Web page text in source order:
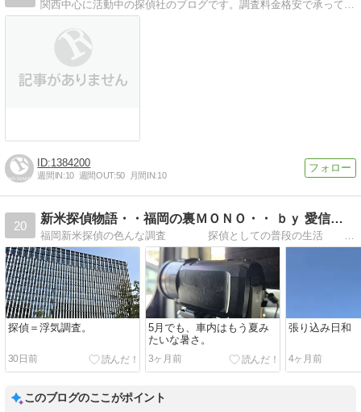
1384200
週間IN:10 週間OUT:50 月間IN:10
20
新米探偵物語・・福岡の裏ＭＯＮＯ・・ ｂｙ 愛信興信所
探偵＝浮気調査。
30日前
5月でも、車内はもう夏み
たいな暑さ。
3ヶ月前
張り込み日和
4ヶ月前
このブログのここがポイント